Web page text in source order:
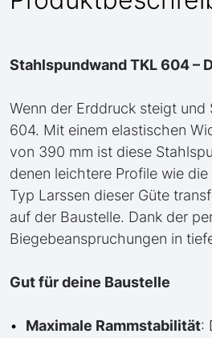
Stahlspundwand TKL 604 –
Wenn der Erddruck steigt und
604. Mit einem elastischen
von 390 mm ist diese
denen leichtere Profile wie
Typ Larssen dieser Güte
auf der Baustelle. Dank der
Biegebeanspruchungen in
Gut für deine Baustelle
Maximale Rammstabilität: